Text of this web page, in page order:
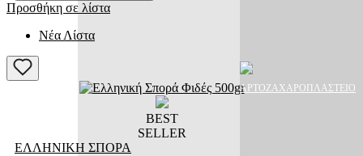
ΑΡΤΟΖΑΧΑΡΟΠΛΑΣΤΕΙΟ
Προσθήκη σε λίστα
Νέα Λίστα
BEST
SELLER
ΕΛΛΗΝΙΚΗ ΣΠΟΡΑ